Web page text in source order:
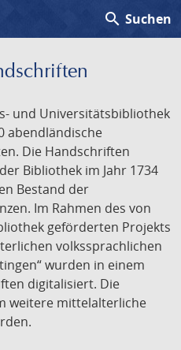
search Suchen
und Universitätsbibliothek
abendländische
Die Handschriften
Bibliothek im Jahr 1734
Bestand der
Im Rahmen des von
geförderten Projekts
volkssprachlichen
wurden in einem
digitalisiert. Die
weitere mittelalterliche